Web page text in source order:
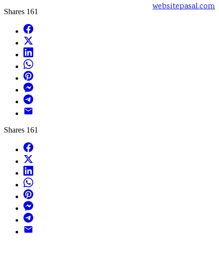
websitepasal.com
Shares 161
Facebook
WhatsApp
Pinterest
Messenger
Telegram
Shares 161
Facebook
WhatsApp
Pinterest
Messenger
Telegram